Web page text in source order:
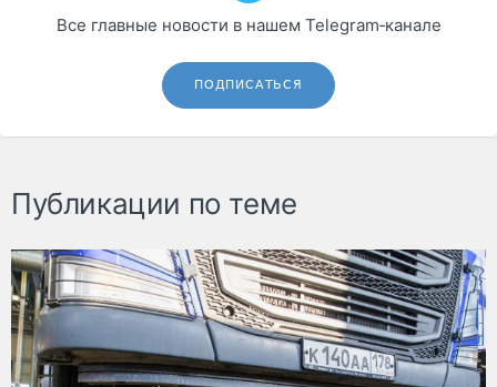
Все главные новости в нашем Telegram‑канале
ПОДПИСАТЬСЯ
Публикации по теме